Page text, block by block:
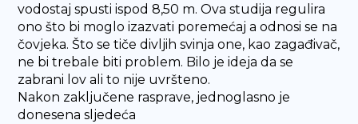
vodostaj spusti ispod 8,50 m. Ova studija regulira
ono što bi moglo izazvati poremećaj a odnosi se na
čovjeka. Što se tiče divljih svinja one, kao zagađivač,
ne bi trebale biti problem. Bilo je ideja da se
zabrani lov ali to nije uvršteno.
Nakon zaključene rasprave, jednoglasno je
donesena sljedeća